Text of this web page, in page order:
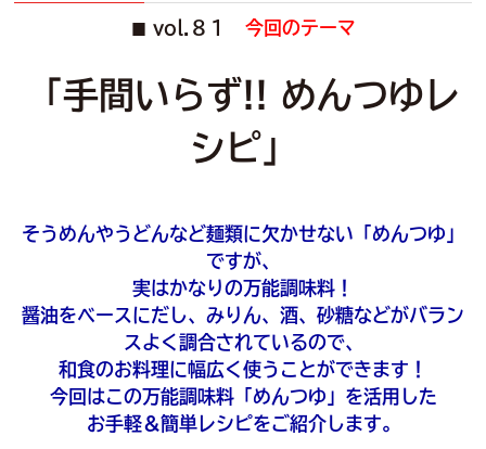
vol.８１ 今回のテーマ
「手間いらず!! めんつゆレ
シピ」
そうめんやうどんなど麺類に欠かせない「めんつゆ」
ですが、
実はかなりの万能調味料！
醤油をベースにだし、みりん、酒、砂糖などがバラン
スよく調合されているので、
和食のお料理に幅広く使うことができます！
今回はこの万能調味料「めんつゆ」を活用した
お手軽＆簡単レシピをご紹介します。